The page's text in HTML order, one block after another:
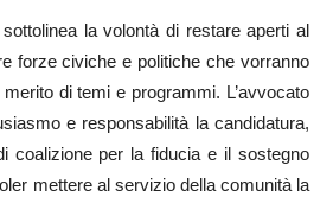
la volontà di restare aperti al
forze civiche e politiche che vorranno
di temi e programmi. L’avvocato
e responsabilità la candidatura,
coalizione per la fiducia e il sostegno
mettere al servizio della comunità la